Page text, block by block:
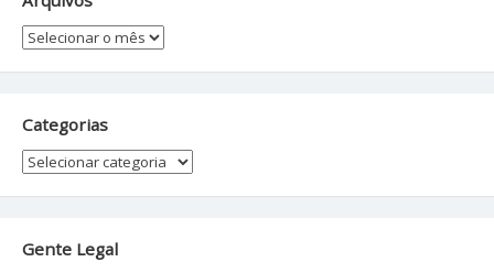
Arquivos
Categorias
Categorias
Gente Legal